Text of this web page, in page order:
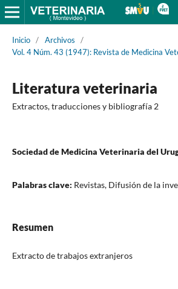
Inicio / Archivos
/
Vol. 4 Núm. 43 (1947): Revista de Medicina
Literatura veterinaria
Extractos, traducciones y bibliografía 2
Sociedad de Medicina Veterinaria del
Palabras clave: Revistas, Difusión de la
Resumen
Extracto de trabajos extranjeros